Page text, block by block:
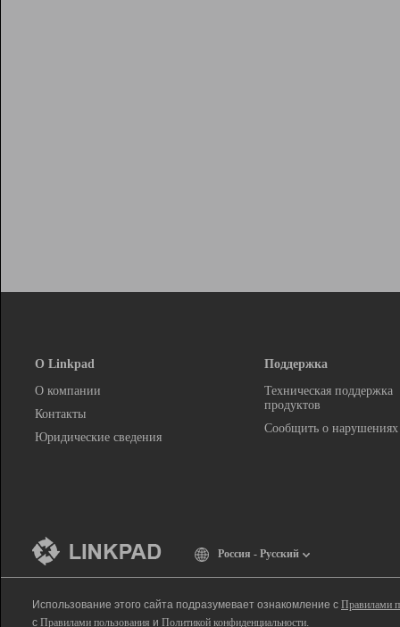
О Linkpad
О компании
Контакты
Юридические сведения
Поддержка
Техническая поддержка
продуктов
Сообщить о нарушениях
Россия - Русский
Использование этого сайта подразумевает ознакомление с Правилами
с Правилами пользования и Политикой конфиденциальности.